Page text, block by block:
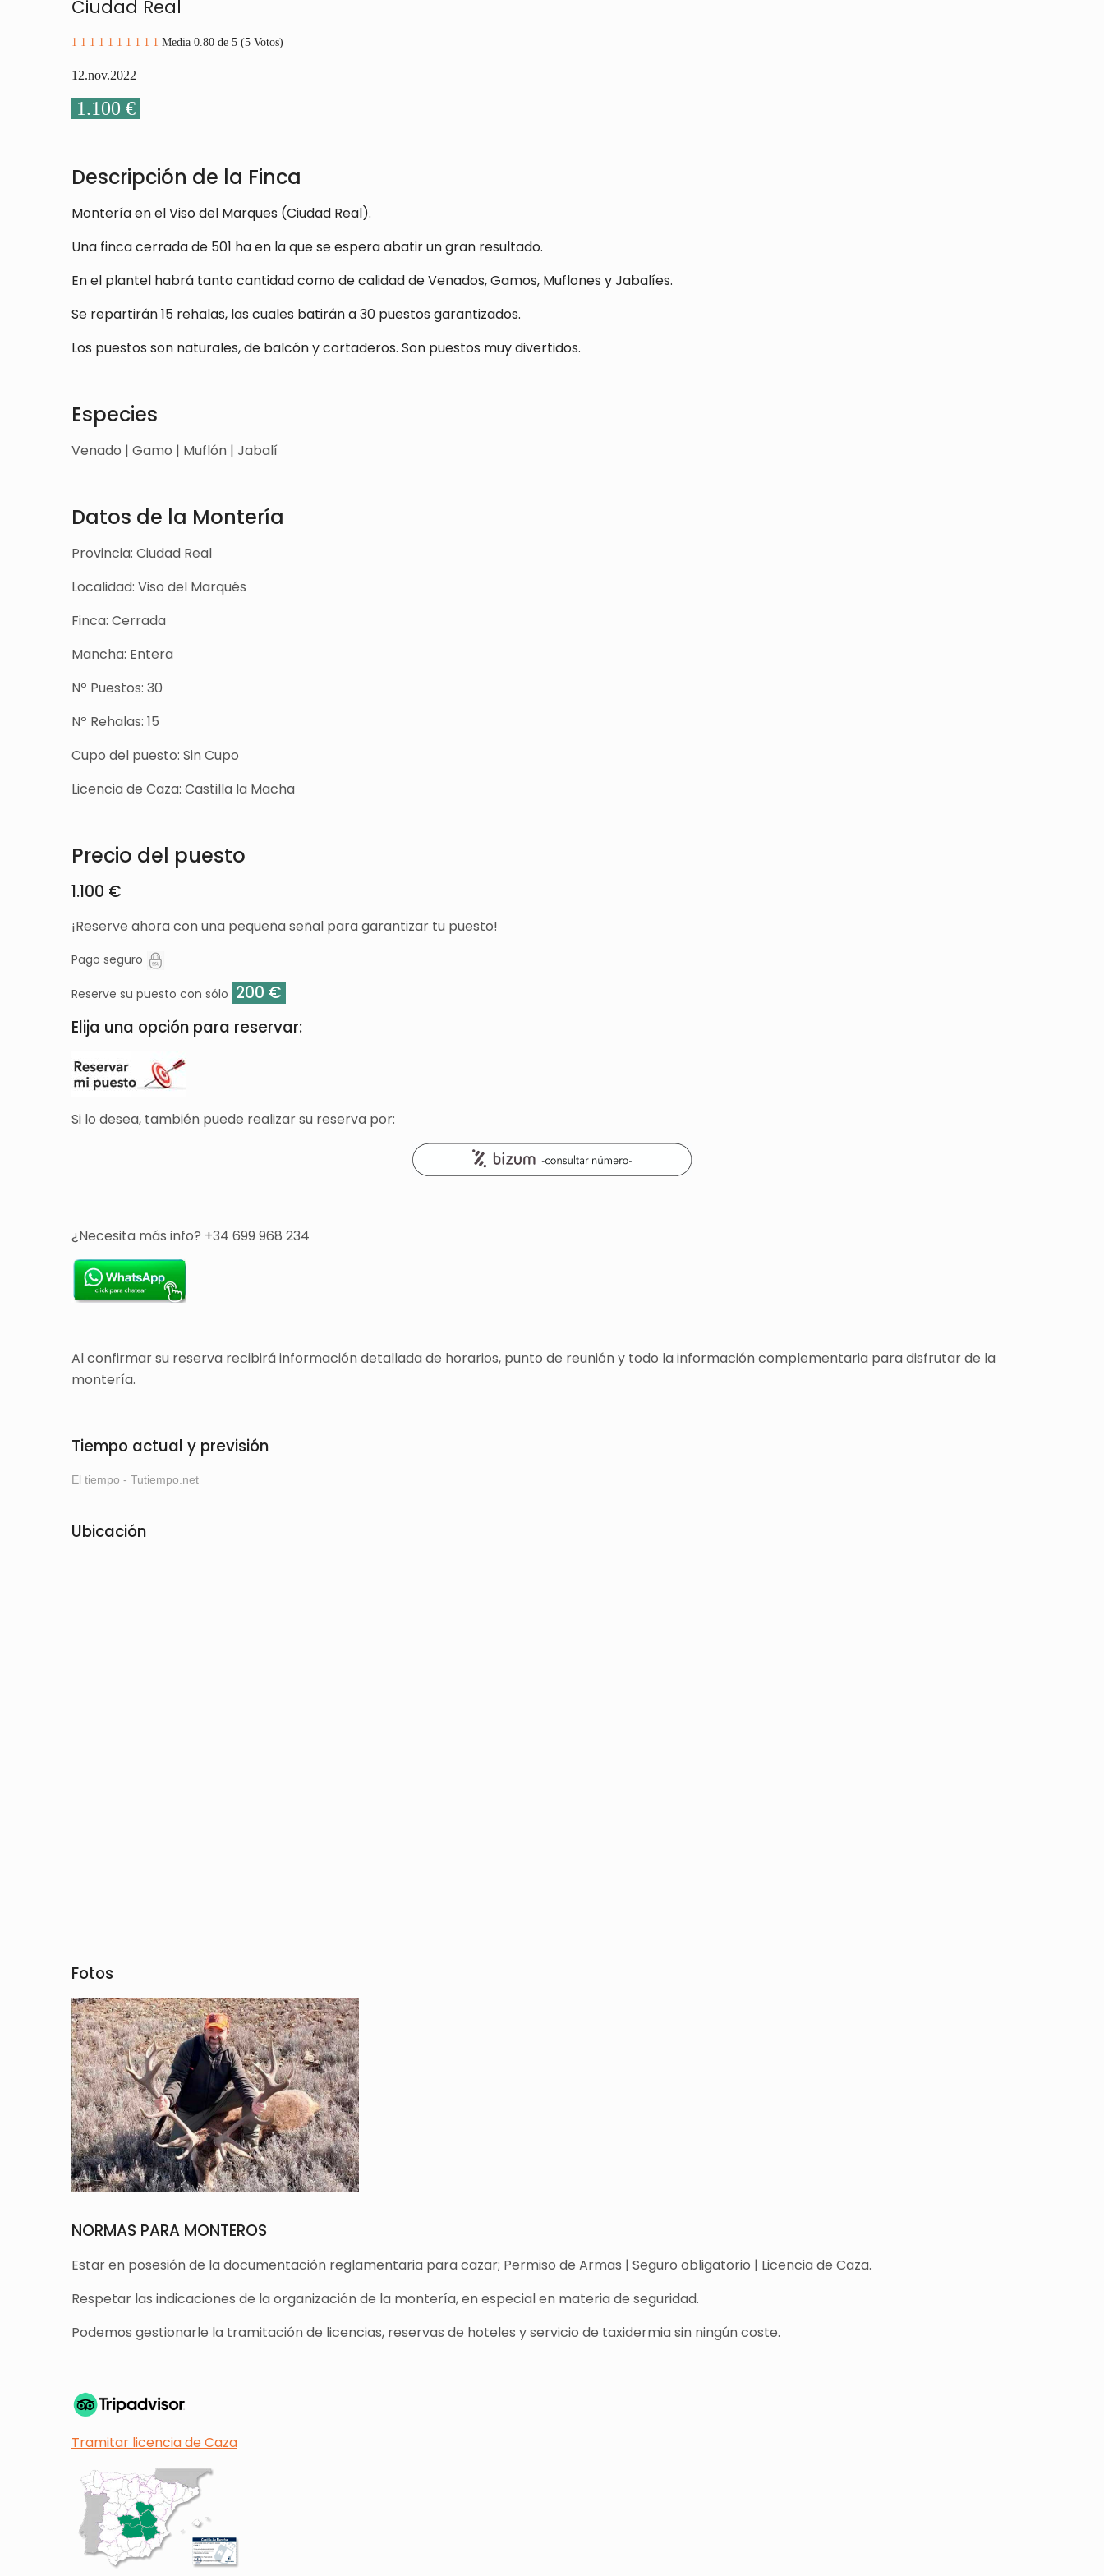
Ciudad Real
1 1 1 1 1 1 1 1 1 1 Media 0.80 de 5 (5 Votos)
12.nov.2022
1.100 €
Descripción de la Finca
Montería en el Viso del Marques (Ciudad Real).
Una finca cerrada de 501 ha en la que se espera abatir un gran resultado.
En el plantel habrá tanto cantidad como de calidad de Venados, Gamos, Muflones y Jabalíes.
Se repartirán 15 rehalas, las cuales batirán a 30 puestos garantizados.
Los puestos son naturales, de balcón y cortaderos. Son puestos muy divertidos.
Especies
Venado | Gamo | Muflón | Jabalí
Datos de la Montería
Provincia: Ciudad Real
Localidad: Viso del Marqués
Finca: Cerrada
Mancha: Entera
Nº Puestos: 30
Nº Rehalas: 15
Cupo del puesto: Sin Cupo
Licencia de Caza: Castilla la Macha
Precio del puesto
1.100 €
¡Reserve ahora con una pequeña señal para garantizar tu puesto!
Pago seguro
Reserve su puesto con sólo 200 €
Elija una opción para reservar:
Si lo desea, también puede realizar su reserva por:
¿Necesita más info? +34 699 968 234
Al confirmar su reserva recibirá información detallada de horarios, punto de reunión y todo la información complementaria para disfrutar de la
montería.
Tiempo actual y previsión
El tiempo - Tutiempo.net
Ubicación
Fotos
NORMAS PARA MONTEROS
Estar en posesión de la documentación reglamentaria para cazar; Permiso de Armas | Seguro obligatorio | Licencia de Caza.
Respetar las indicaciones de la organización de la montería, en especial en materia de seguridad.
Podemos gestionarle la tramitación de licencias, reservas de hoteles y servicio de taxidermia sin ningún coste.
Tramitar licencia de Caza